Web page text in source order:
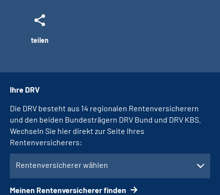
teilen
Ihre DRV
Die DRV besteht aus 14 regionalen Rentenversicherern
und den beiden Bundesträgern DRV Bund und DRV KBS.
Wechseln Sie hier direkt zur Seite Ihres
Rentenversicherers:
Rentenversicherer wählen
Meinen Rentenversicherer finden